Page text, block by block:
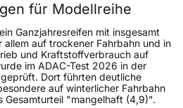
km/h
für Modellreihe
Ganzjahresreifen mit insgesamt
auf trockener Fahrbahn und in
und Kraftstoffverbrauch auf
im ADAC-Test 2026 in der
Dort führten deutliche
auf winterlicher Fahrbahn
Gesamturteil "mangelhaft (4,9)".